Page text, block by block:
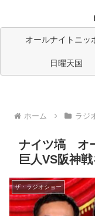
オールナイトニッ
日曜天国
ホーム ラジ
ナイツ塙 オ
巨人VS阪神
ザ・ラジオショー